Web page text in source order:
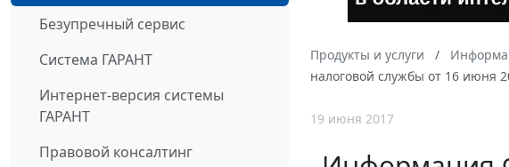
Безупречный сервис
Система ГАРАНТ
Интернет-версия системы
ГАРАНТ
Правовой консалтинг
Продукты и услуги
налоговой службы от 16 июня
19 июня 2017